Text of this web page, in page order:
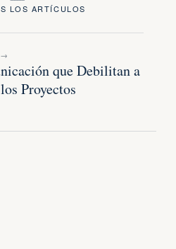
LOS ARTÍCULOS
que Debilitan a
Proyectos